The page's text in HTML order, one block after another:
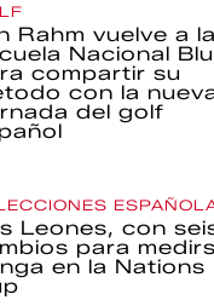
Rahm vuelve a la
Nacional
compartir su
con la
del golf
Leones, con
para
en la Nations